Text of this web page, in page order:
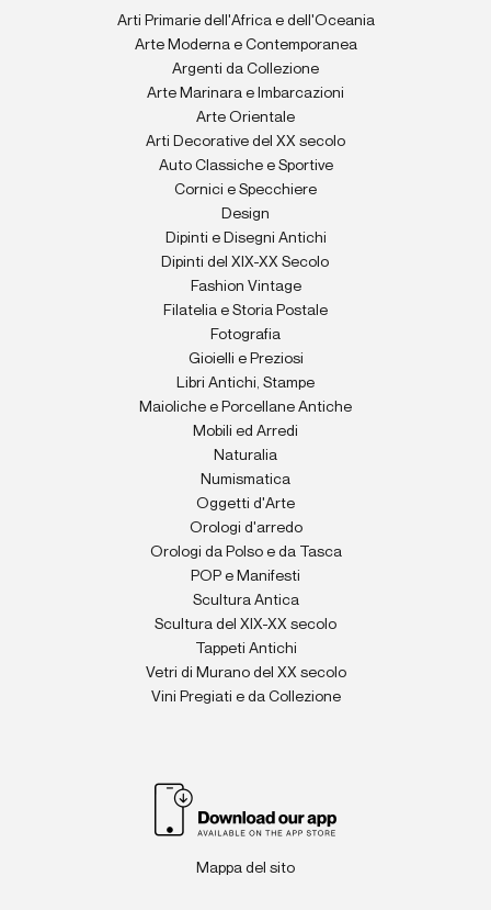
Arti Primarie dell'Africa e dell'Oceania
Arte Moderna e Contemporanea
Argenti da Collezione
Arte Marinara e Imbarcazioni
Arte Orientale
Arti Decorative del XX secolo
Auto Classiche e Sportive
Cornici e Specchiere
Design
Dipinti e Disegni Antichi
Dipinti del XIX-XX Secolo
Fashion Vintage
Filatelia e Storia Postale
Fotografia
Gioielli e Preziosi
Libri Antichi, Stampe
Maioliche e Porcellane Antiche
Mobili ed Arredi
Naturalia
Numismatica
Oggetti d'Arte
Orologi d'arredo
Orologi da Polso e da Tasca
POP e Manifesti
Scultura Antica
Scultura del XIX-XX secolo
Tappeti Antichi
Vetri di Murano del XX secolo
Vini Pregiati e da Collezione
Mappa del sito